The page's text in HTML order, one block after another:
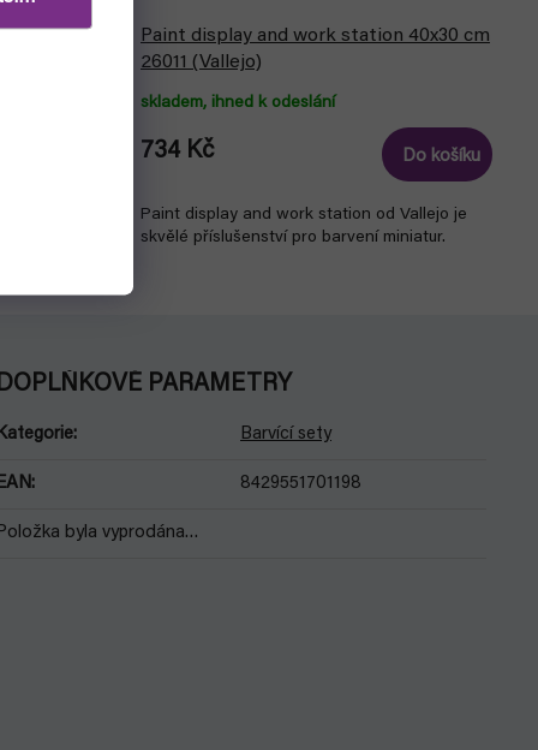
Paint display and work station 40x30 cm
26011 (Vallejo)
skladem, ihned k odeslání
734 Kč Do košíku
Paint display and work station od Vallejo je
skvělé příslušenství pro barvení miniatur.
PARAMETRY
: Barvící sety
: 8429551701198
byla vyprodána…